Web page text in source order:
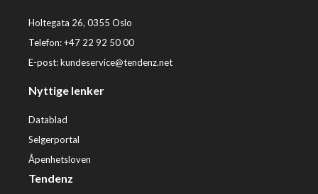
Holtegata 26, 0355 Oslo
Telefon: +47 22 92 50 00
E-post:kundeservice@tendenz.net
Nyttige lenker
Datablad
Selgerportal
Åpenhetsloven
Tendenz